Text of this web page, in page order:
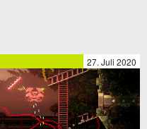
27. Juli 2020